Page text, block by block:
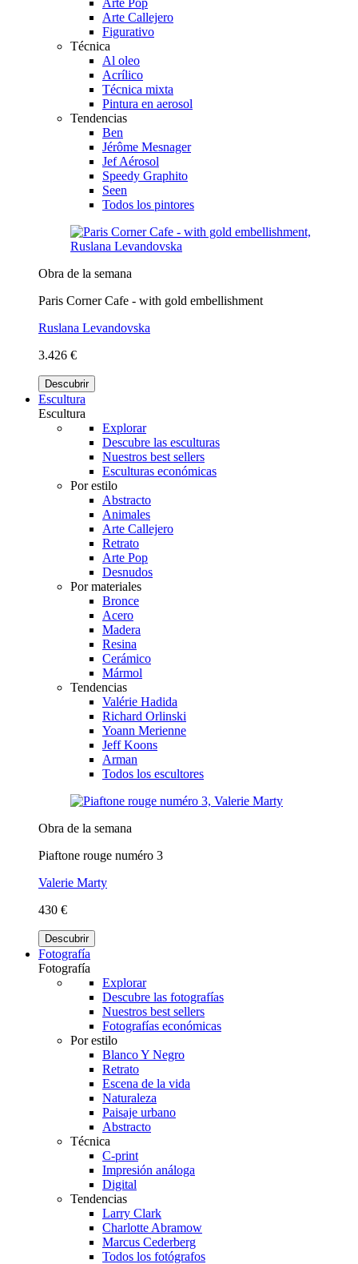
Arte Callejero
Figurativo
Técnica
Al oleo
Acrílico
Técnica mixta
Pintura en aerosol
Tendencias
Ben
Jérôme Mesnager
Jef Aérosol
Speedy Graphito
Seen
Todos los pintores
Obra de la semana
Paris Corner Cafe - with gold embellishment
Ruslana Levandovska
3.426 €
Descubrir
Escultura
Escultura
Explorar
Descubre las esculturas
Nuestros best sellers
Esculturas económicas
Por estilo
Abstracto
Animales
Arte Callejero
Retrato
Arte Pop
Desnudos
Por materiales
Bronce
Acero
Madera
Resina
Cerámico
Mármol
Tendencias
Valérie Hadida
Richard Orlinski
Yoann Merienne
Jeff Koons
Arman
Todos los escultores
Obra de la semana
Piaftone rouge numéro 3
Valerie Marty
430 €
Descubrir
Fotografía
Fotografía
Explorar
Descubre las fotografías
Nuestros best sellers
Fotografías económicas
Por estilo
Blanco Y Negro
Retrato
Escena de la vida
Naturaleza
Paisaje urbano
Abstracto
Técnica
C-print
Impresión análoga
Digital
Tendencias
Larry Clark
Charlotte Abramow
Marcus Cederberg
Todos los fotógrafos